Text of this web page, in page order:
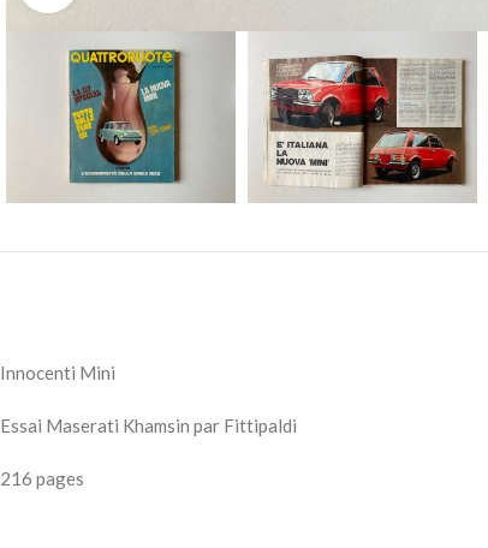
Innocenti Mini
Essai Maserati Khamsin par Fittipaldi
216 pages